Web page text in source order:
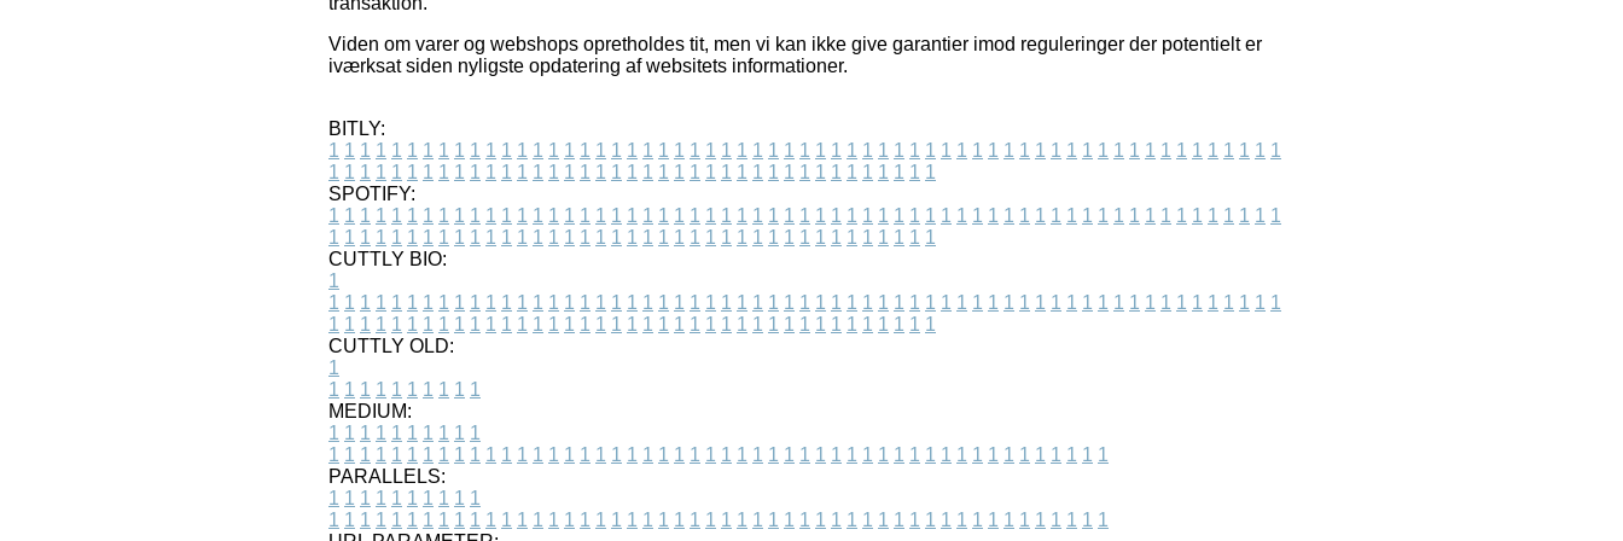
Viden om varer og webshops opretholdes tit, men vi kan ikke give garantier imod reguleringer der potentielt er
iværksat siden nyligste opdatering af websitets informationer.
BITLY:
1 1 1 1 1 1 1 1 1 1 1 1 1 1 1 1 1 1 1 1 1 1 1 1 1 1 1 1 1 1 1 1 1 1 1 1 1 1 1 1 1 1 1 1 1 1 1 1 1 1 1 1 1 1 1 1 1 1 1 1 1
1 1 1 1 1 1 1 1 1 1 1 1 1 1 1 1 1 1 1 1 1 1 1 1 1 1 1 1 1 1 1 1 1 1 1 1 1 1 1
SPOTIFY:
1 1 1 1 1 1 1 1 1 1 1 1 1 1 1 1 1 1 1 1 1 1 1 1 1 1 1 1 1 1 1 1 1 1 1 1 1 1 1 1 1 1 1 1 1 1 1 1 1 1 1 1 1 1 1 1 1 1 1 1 1
1 1 1 1 1 1 1 1 1 1 1 1 1 1 1 1 1 1 1 1 1 1 1 1 1 1 1 1 1 1 1 1 1 1 1 1 1 1 1
CUTTLY BIO:
1
1 1 1 1 1 1 1 1 1 1 1 1 1 1 1 1 1 1 1 1 1 1 1 1 1 1 1 1 1 1 1 1 1 1 1 1 1 1 1 1 1 1 1 1 1 1 1 1 1 1 1 1 1 1 1 1 1 1 1 1 1
1 1 1 1 1 1 1 1 1 1 1 1 1 1 1 1 1 1 1 1 1 1 1 1 1 1 1 1 1 1 1 1 1 1 1 1 1 1 1
CUTTLY OLD:
1
1 1 1 1 1 1 1 1 1 1
MEDIUM:
1 1 1 1 1 1 1 1 1 1
1 1 1 1 1 1 1 1 1 1 1 1 1 1 1 1 1 1 1 1 1 1 1 1 1 1 1 1 1 1 1 1 1 1 1 1 1 1 1 1 1 1 1 1 1 1 1 1 1 1
PARALLELS:
1 1 1 1 1 1 1 1 1 1
1 1 1 1 1 1 1 1 1 1 1 1 1 1 1 1 1 1 1 1 1 1 1 1 1 1 1 1 1 1 1 1 1 1 1 1 1 1 1 1 1 1 1 1 1 1 1 1 1 1